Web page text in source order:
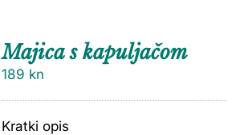
Majica s kapuljačom
189 kn
Kratki opis